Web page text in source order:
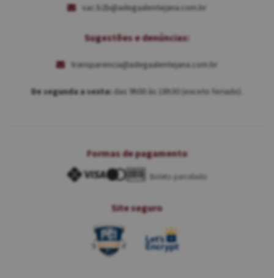
sac.b2b@adegaalentejana.com.br
Sugestões e denúncias:
transparencia@adegaalentejana.com.br
De segunda a sexta: das 9h00 às 18h30 (exceto feriado).
Formas de pagamento
Boleto parcelado
Site seguro